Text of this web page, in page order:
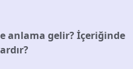
anlama gelir? İçeriğinde